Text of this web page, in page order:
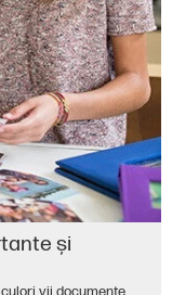
şi